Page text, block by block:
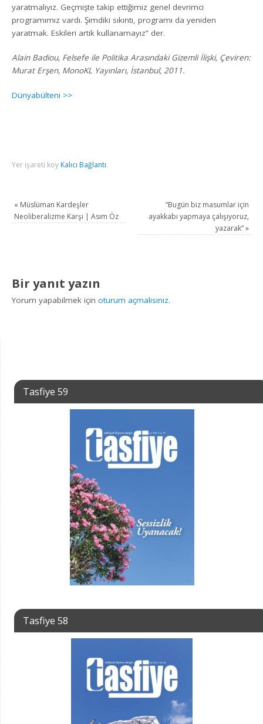
yaratmalıyız. Geçmişte takip ettiğimiz genel devrimci
programımız vardı. Şimdiki sıkıntı, programı da yeniden
yaratmak. Eskileri artık kullanamayız” der.
Alain Badiou, Felsefe ile Politika Arasındaki Gizemli İlişki, Çeviren:
Murat Erşen, MonoKL Yayınları, İstanbul, 2011.
Dünyabülteni >>
Yer işareti koy Kalıcı Bağlantı.
« Müslüman Kardeşler
Neoliberalizme Karşı | Asım Öz
“Bugün biz masumlar için
ayakkabı yapmaya çalışıyoruz,
yazarak”»
Bir yanıt yazın
Yorum yapabilmek içinoturum açmalısınız.
Tasfiye 59
Tasfiye 58